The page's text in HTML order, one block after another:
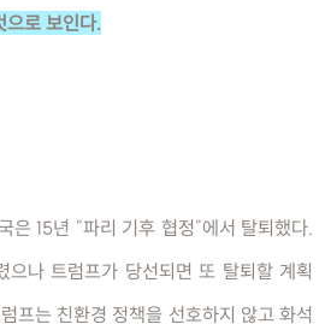
으로 보인다.
은 15년 "파리 기후 협정"에서 탈퇴했다.
으나 트럼프가 당선되면 또 탈퇴할 계획
프는 친환경 정책을 선호하지 않고 화석